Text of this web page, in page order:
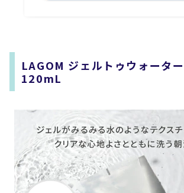
LAGOM ジェルトゥウォータ
120mL